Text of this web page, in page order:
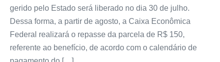
gerido pelo Estado será liberado no dia 30 de julho.
Dessa forma, a partir de agosto, a Caixa Econômica
Federal realizará o repasse da parcela de R$ 150,
referente ao benefício, de acordo com o calendário de